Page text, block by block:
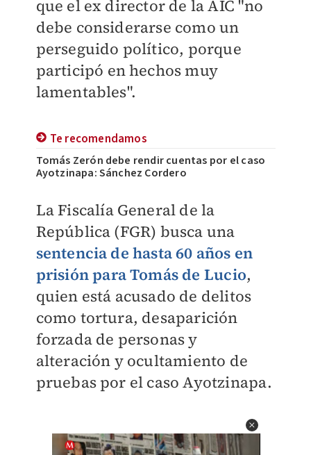
que el ex director de la AIC "no
debe considerarse como un
perseguido político, porque
participó en hechos muy
lamentables".
Te recomendamos
Tomás Zerón debe rendir cuentas por el caso
Ayotzinapa: Sánchez Cordero
La Fiscalía General de la
República (FGR) busca una
sentencia de hasta 60 años en
prisión para Tomás de Lucio,
quien está acusado de delitos
como tortura, desaparición
forzada de personas y
alteración y ocultamiento de
pruebas por el caso Ayotzinapa.